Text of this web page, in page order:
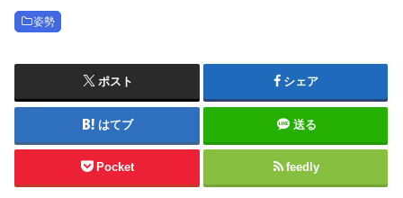
姿勢
ポスト シェア
はてブ 送る
Pocket feedly